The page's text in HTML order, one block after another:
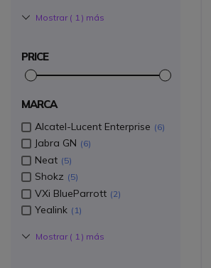
Mostrar ( 1 ) más
PRICE
MARCA
Alcatel-Lucent Enterprise 6
Jabra GN 6
Neat 5
Shokz 5
VXi BlueParrott 2
Yealink 1
Mostrar ( 1 ) más